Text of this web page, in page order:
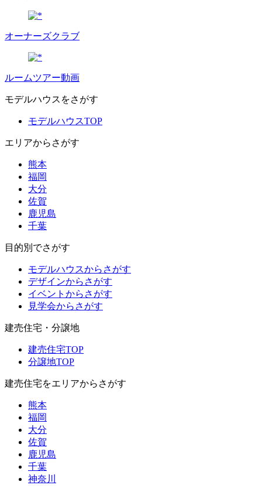
オーナーズクラブ
ルームツアー動画
モデルハウスをさがす
モデルハウスTOP
エリアからさがす
熊本
福岡
大分
佐賀
鹿児島
千葉
目的別でさがす
モデルハウスからさがす
デザインからさがす
イベントからさがす
見学会からさがす
建売住宅・分譲地
建売住宅TOP
分譲地TOP
建売住宅をエリアからさがす
熊本
福岡
大分
佐賀
鹿児島
千葉
神奈川